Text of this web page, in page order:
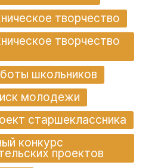
творчество
творчество
школьников
молодежи
старшеклассника
конкурс
проектов